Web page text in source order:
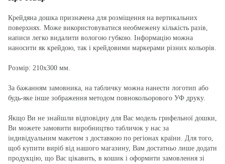
Крейдяна дошка призначена для розміщення на вертикальних
поверхнях. Може використовуватися необмежену кількість разів,
написи легко видалити вологою губкою. Інформацію можна
наносити як крейдою, так і крейдовими маркерами різних кольорів.
Розмір: 210х300 мм.
За бажанням замовника, на табличку можна нанести логотип або
будь-яке інше зображення методом повнокольорового УФ друку.
Якщо Ви не знайшли відповідну для Вас модель грифельної дошки,
Ви можете замовити виробництво табличок у нас за
індивідуальним макетом з доставкою по регіонах країни. Для того,
щоб купити виріб від нашого магазину, Вам достатньо лише додати
продукцію, що Вас цікавить, в кошик і оформити замовлення зі